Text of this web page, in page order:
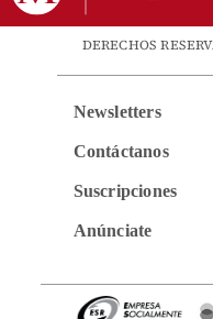
DERECHOS
Newsletters
Contáctanos
Suscripciones
Anúnciate